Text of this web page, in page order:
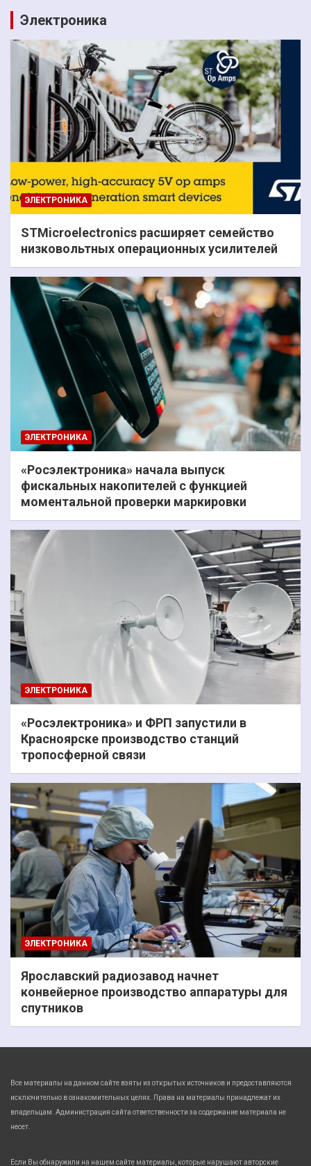
Электроника
ЭЛЕКТРОНИКА
STMicroelectronics расширяет семейство
низковольтных операционных усилителей
ЭЛЕКТРОНИКА
«Росэлектроника» начала выпуск
фискальных накопителей с функцией
моментальной проверки маркировки
ЭЛЕКТРОНИКА
«Росэлектроника» и ФРП запустили в
Красноярске производство станций
тропосферной связи
ЭЛЕКТРОНИКА
Ярославский радиозавод начнет
конвейерное производство аппаратуры для
спутников
Все материалы на данном сайте взяты из открытых источников и предоставляются
исключительно в ознакомительных целях. Права на материалы принадлежат их
владельцам. Администрация сайта ответственности за содержание материала не
несет.
Если Вы обнаружили на нашем сайте материалы, которые нарушают авторские